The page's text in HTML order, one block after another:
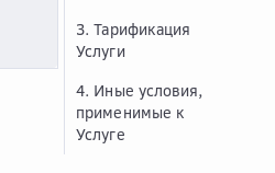
3. Тарификация
Услуги
4. Иные условия,
применимые к
Услуге